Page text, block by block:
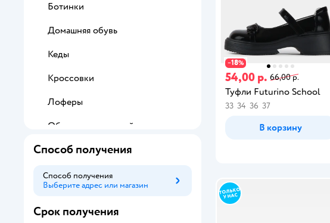
−18%
54,00 р. 66,00 р.
Туфли Futurino School
33 34 36 37
В корзину
Ботинки
Домашняя обувь
Кеды
Кроссовки
Лоферы
Обувь с подсветкой
Пинетки
Полуботинки
Способ получения
Способ получения
Выберите адрес или магазин
Способ получения
Срок получения